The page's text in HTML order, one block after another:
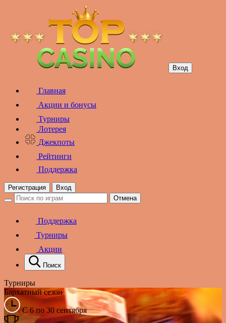
Вход
Главная
Акции и бонусы
Турниры
Лотерея
Джекпоты
Рейтинги
Поддержка
Регистрация
Вход
Отмена
Поддержка
Турниры
Акции
Поиск
Турниры
Бархатный сезон
С 6 по 30 сентября